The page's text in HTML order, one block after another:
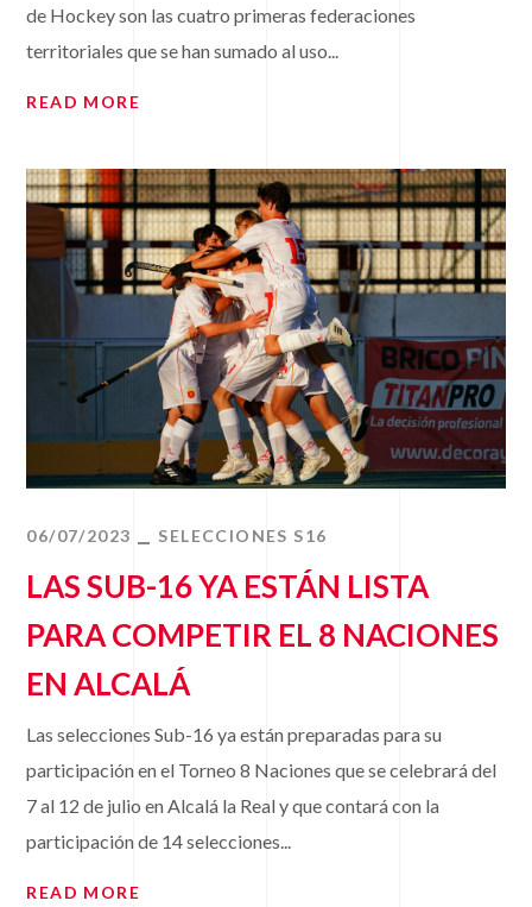
de Hockey son las cuatro primeras federaciones
territoriales que se han sumado al uso...
READ MORE
06/07/2023 SELECCIONES S16
LAS SUB-16 YA ESTÁN LISTA
PARA COMPETIR EL 8 NACIONES
EN ALCALÁ
Las selecciones Sub-16 ya están preparadas para su
participación en el Torneo 8 Naciones que se celebrará del
7 al 12 de julio en Alcalá la Real y que contará con la
participación de 14 selecciones...
READ MORE